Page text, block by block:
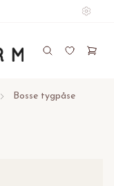
Bosse tygpåse